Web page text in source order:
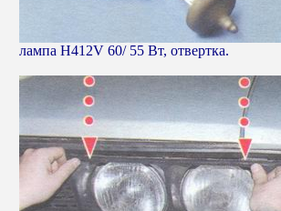
лампа Н412V 60/ 55 Вт, отвертка.